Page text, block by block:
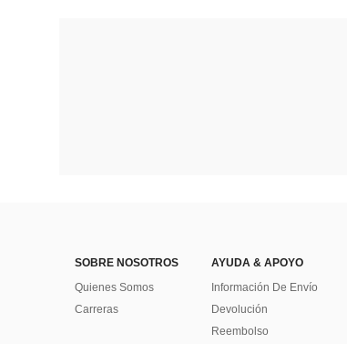
SOBRE NOSOTROS
Quienes Somos
Carreras
AYUDA & APOYO
Información De Envío
Devolución
Reembolso